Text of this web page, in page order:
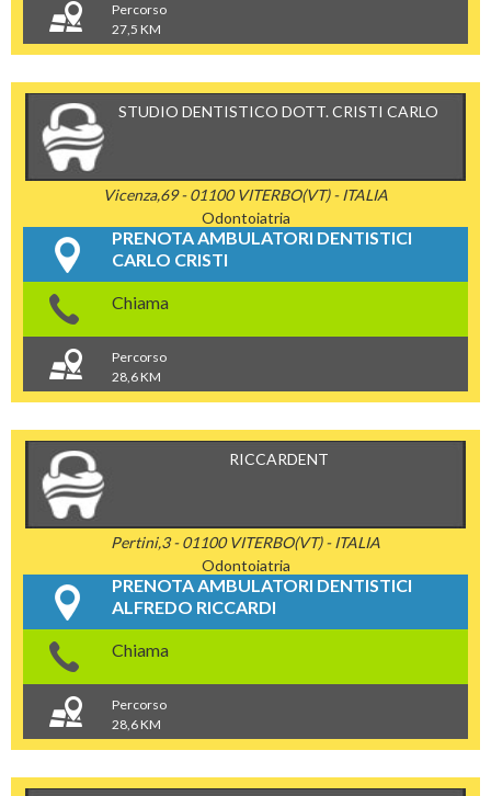
Percorso
27,5 KM
STUDIO DENTISTICO DOTT. CRISTI CARLO
Vicenza,69 - 01100 VITERBO(VT) - ITALIA
Odontoiatria
PRENOTA AMBULATORI DENTISTICI
CARLO CRISTI
Chiama
Percorso
28,6 KM
RICCARDENT
Pertini,3 - 01100 VITERBO(VT) - ITALIA
Odontoiatria
PRENOTA AMBULATORI DENTISTICI
ALFREDO RICCARDI
Chiama
Percorso
28,6 KM